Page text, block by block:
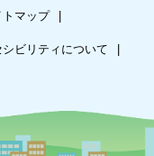
トマップ
シビリティについて